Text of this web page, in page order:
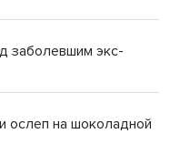
заболевшим экс-
ослеп на шоколадной